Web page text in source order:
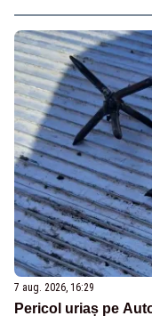
7 aug. 2026, 16:29
Pericol uriaș pe